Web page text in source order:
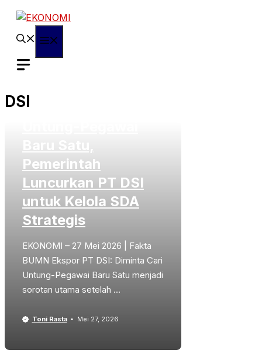
Langsung
DSIPT DSI: Diminta Cari
Pemerintah
Luncurkan PT DSI
untuk Kelola SDA
Strategis
EKONOMI – 27 Mei 2026 | Fakta
BUMN Ekspor PT DSI: Diminta Cari
Untung-Pegawai Baru Satu menjadi
sorotan utama setelah ...
Toni Rasta Mei 27, 2026